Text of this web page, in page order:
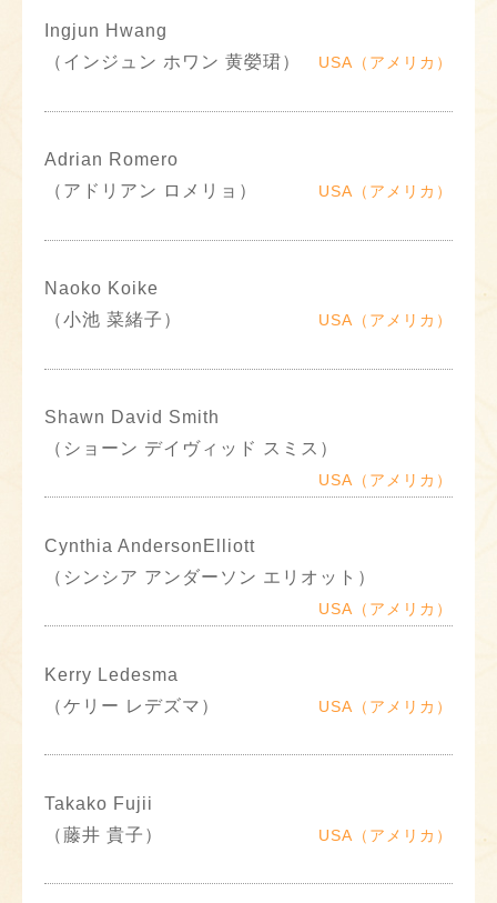
Ingjun Hwang
（インジュン ホワン 黄嫈珺）
USA（アメリカ）
Adrian Romero
（アドリアン ロメリョ）
USA（アメリカ）
Naoko Koike
（小池 菜緒子）
USA（アメリカ）
Shawn David Smith
（ショーン デイヴィッド スミス）
USA（アメリカ）
Cynthia AndersonElliott
（シンシア アンダーソン エリオット）
USA（アメリカ）
Kerry Ledesma
（ケリー レデズマ）
USA（アメリカ）
Takako Fujii
（藤井 貴子）
USA（アメリカ）